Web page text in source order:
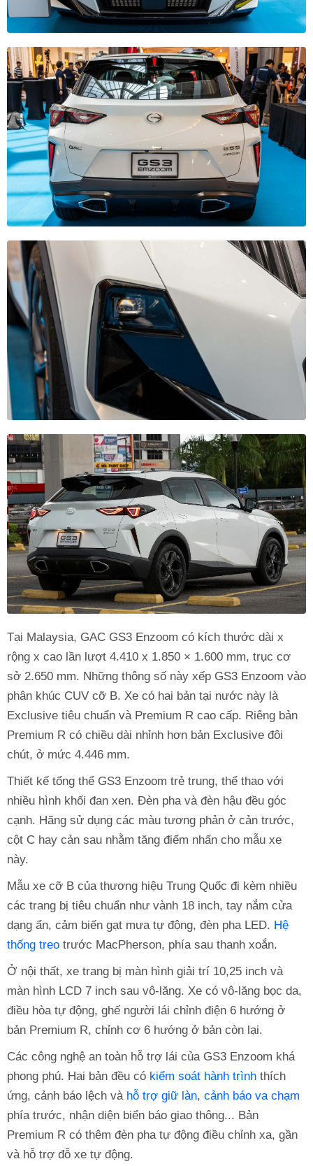
Tại Malaysia, GAC GS3 Enzoom có kích thước dài x
rộng x cao lần lượt 4.410 x 1.850 × 1.600 mm, trục cơ
sở 2.650 mm. Những thông số này xếp GS3 Enzoom vào
phân khúc CUV cỡ B. Xe có hai bản tại nước này là
Exclusive tiêu chuẩn và Premium R cao cấp. Riêng bản
Premium R có chiều dài nhỉnh hơn bản Exclusive đôi
chút, ở mức 4.446 mm.
Thiết kế tổng thể GS3 Enzoom trẻ trung, thể thao với
nhiều hình khối đan xen. Đèn pha và đèn hậu đều góc
cạnh. Hãng sử dụng các màu tương phản ở cản trước,
cột C hay cản sau nhằm tăng điểm nhấn cho mẫu xe
này.
Mẫu xe cỡ B của thương hiệu Trung Quốc đi kèm nhiều
các trang bị tiêu chuẩn như vành 18 inch, tay nắm cửa
dạng ẩn, cảm biến gạt mưa tự động, đèn pha LED. Hệ
thống treo trước MacPherson, phía sau thanh xoắn.
Ở nội thất, xe trang bị màn hình giải trí 10,25 inch và
màn hình LCD 7 inch sau vô-lăng. Xe có vô-lăng bọc da,
điều hòa tự động, ghế người lái chỉnh điện 6 hướng ở
bản Premium R, chỉnh cơ 6 hướng ở bản còn lại.
Các công nghệ an toàn hỗ trợ lái của GS3 Enzoom khá
phong phú. Hai bản đều có kiểm soát hành trình thích
ứng, cảnh báo lệch và hỗ trợ giữ làn, cảnh báo va chạm
phía trước, nhận diện biển báo giao thông... Bản
Premium R có thêm đèn pha tự động điều chỉnh xa, gần
và hỗ trợ đỗ xe tự động.